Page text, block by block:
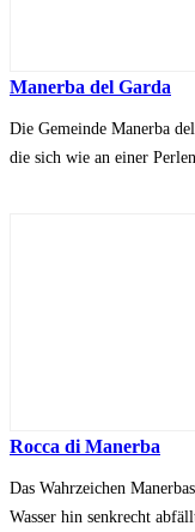
Manerba del Garda
Die Gemeinde Manerba
die sich wie an einer
Rocca di Manerba
Das Wahrzeichen
Wasser hin senkrecht